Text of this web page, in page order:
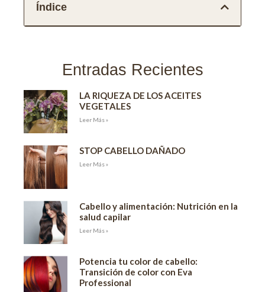
Índice
Entradas Recientes
LA RIQUEZA DE LOS ACEITES
VEGETALES
Leer Más »
STOP CABELLO DAÑADO
Leer Más »
Cabello y alimentación: Nutrición en la
salud capilar
Leer Más »
Potencia tu color de cabello:
Transición de color con Eva
Professional